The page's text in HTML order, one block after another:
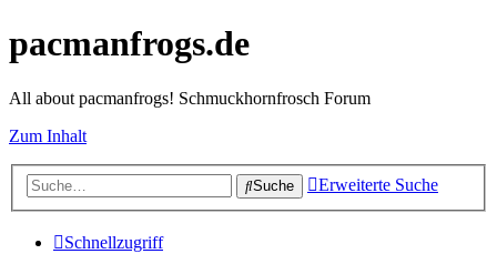
pacmanfrogs.de
All about pacmanfrogs! Schmuckhornfrosch Forum
Zum Inhalt
Suche Erweiterte Suche
Schnellzugriff